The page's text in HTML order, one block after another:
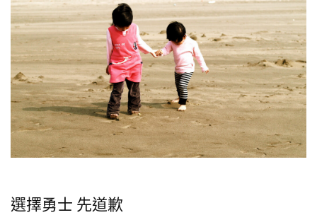
選擇勇士 先道歉